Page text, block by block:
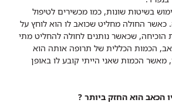
בשיטות שונות, כמו מכשירים לטיפול
החולה מחליט שכואב לו הוא לוחץ על
הוכיחה, שכאשר נותנים לחולה להחליט מתי
הכמות הכללית של תרופה אותה הוא
מאשר הכמות שאני הייתי קובע לו באופן
הכאב הוא החזק ביותר ?